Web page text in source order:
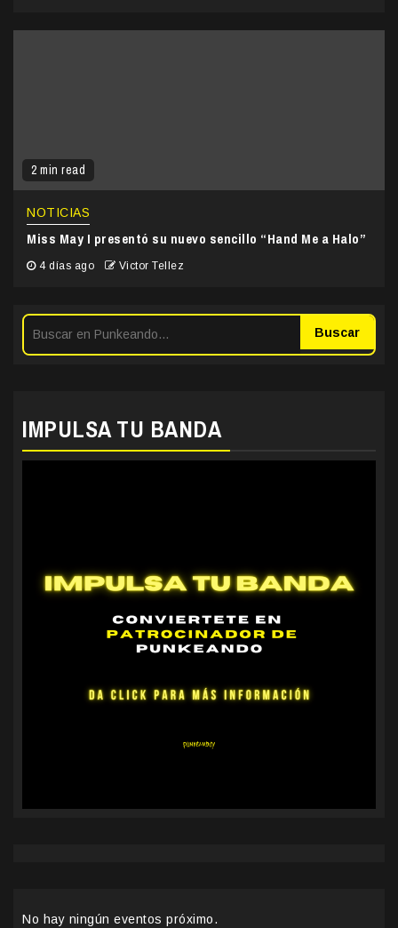
2 min read
NOTICIAS
Miss May I presentó su nuevo sencillo “Hand Me a Halo”
4 días ago Victor Tellez
Buscar
IMPULSA TU BANDA
No hay ningún eventos próximo.